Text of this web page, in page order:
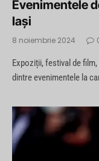
Evenimentele
Iași
8 noiembrie 2024
Expoziții, festival de
dintre evenimentele la